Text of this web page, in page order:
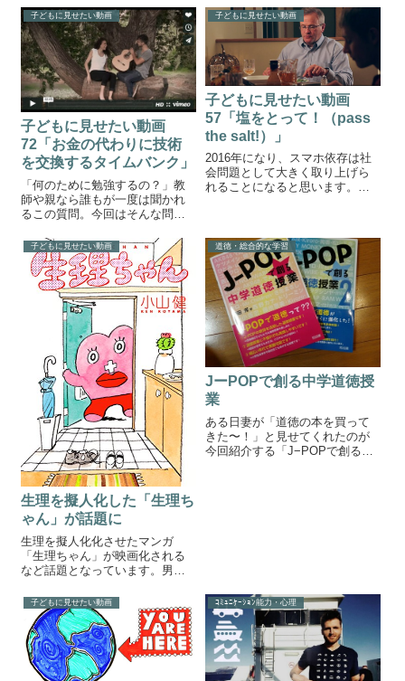
で生きていく（レペゼン地球、
ＤＪ社長）中高生に人気のある
YouTuberであるＤＪ社長さんの
動画です。彼はテキーラを一気
飲みする...
連で恐竜が演説！？🦖ニューヨ
ークの国連本部に突如乗り込ん
できたのはなんと恐竜。おもむ
ろに壇上に上が...
子どもに見せたい動画
子どもに見せたい動画
72「お金の代わりに技術
を交換するタイムバンク」
「何のために勉強するの？」教
師や親なら誰もが一度は聞かれ
るこの質問。今回はそんな問い
をご紹介します。以前、植松努
さんのスピーチをご紹介しまし
た。その中に今までできなかっ
たことができるようになること
が大切だという話...
子どもに見せたい動画
子どもに見せたい動画
57「塩をとって！（pass
the salt!）」
2016年になり、スマホ依存は社
会問題として大きく取り上げら
れることになると思います。ふ
45「壮絶！中国のネット依存更
生施設」子どもに見せたい動画
41「スマホ...
子どもに見せたい動画
生理を擬人化した「生理ち
ゃん」が話題に
生理を擬人化化させたマンガ
「生理ちゃん」が映画化される
など話題となっています。男性
理」小学校や中学校ではからか
いに繋がることさえあります。
そんな時期だからこそ、生理に
ついて男女関係なく正しい理解
を持つことがたいせ...
道徳・総合的な学習
JーPOPで創る中学道徳授
業
ある日妻が「道徳の本を買って
きた〜！」と見せてくれたのが
今回紹介する「J−POPで創る中
子どもに見せたい動画 ｺﾐｭﾆｹｰｼｮﾝ能力・心理